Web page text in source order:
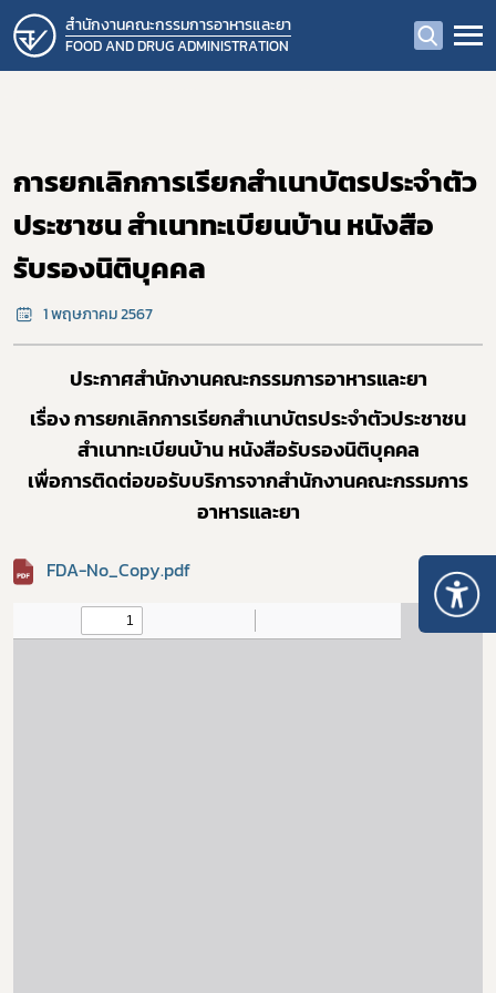
สำนักงานคณะกรรมการอาหารและยา
FOOD AND DRUG ADMINISTRATION
การยกเลิกการเรียกสำเนาบัตรประจำตัว
ประชาชน สำเนาทะเบียนบ้าน หนังสือ
รับรองนิติบุคคล
1 พฤษภาคม 2567
ประกาศสำนักงานคณะกรรมการอาหารและยา
เรื่อง การยกเลิกการเรียกสำเนาบัตรประจำตัวประชาชน
สำเนาทะเบียนบ้าน หนังสือรับรองนิติบุคคล
เพื่อการติดต่อขอรับบริการจากสำนักงานคณะกรรมการ
อาหารและยา
FDA-No_Copy.pdf